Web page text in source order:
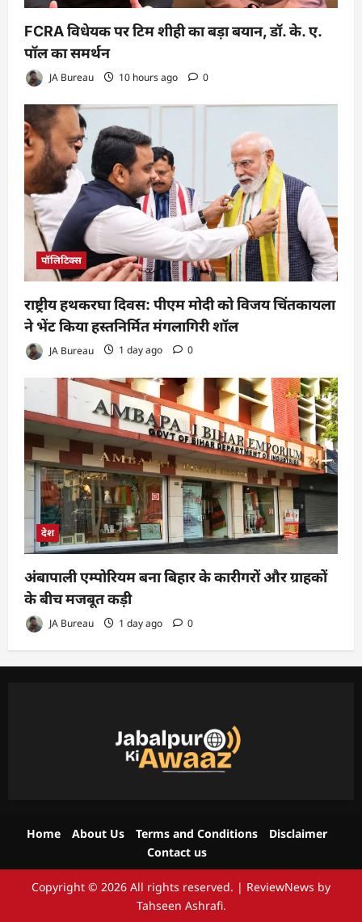
FCRA विधेयक पर टिम शीही का बड़ा बयान, डॉ. के. ए.
पॉल का समर्थन
JA Bureau 10 hours ago 0
पॉलिटिक्स
राष्ट्रीय हथकरघा दिवस: पीएम मोदी को विजय चिंतकायला
ने भेंट किया हस्तनिर्मित मंगलागिरी शॉल
JA Bureau 1 day ago 0
देश
अंबापाली एम्पोरियम बना बिहार के कारीगरों और ग्राहकों
के बीच मजबूत कड़ी
JA Bureau 1 day ago 0
Home About Us Terms and Conditions
Disclaimer
Contact us
Copyright © 2026 All rights reserved. | ReviewNews by
Tahseen Ashrafi.